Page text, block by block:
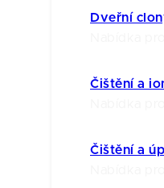
Dveřní
Čištění a
Čištění a